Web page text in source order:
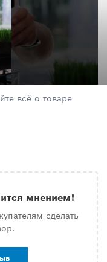
всё о товаре
мнением!
сделать